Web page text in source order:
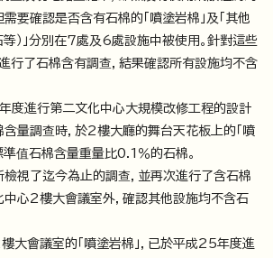
需要確認是否含有石棉的「噴塗岩棉」及「其他
等）」分別在7處及6處設施中被使用。針對這些
行了石棉含有調查，結果確認所有設施均不含
度進行第二文化中心大規模改修工程的設計
含量調查時，於2樓大廳的舞台天花板上的「噴
準值石棉含量重量比0.1％的石棉。
檢視了迄今為止的調查，並再次進行了含石棉
中心2樓大會議室外，確認其他設施均不含石
大會議室的「噴塗岩棉」，已於平成25年度進